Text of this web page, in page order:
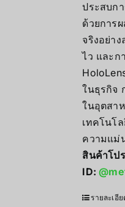
ประสบก
ด้วยการ
จริงอย่า
ไว และก
ในธุรกิจ
ในอุตสา
เทคโนโ
ความแม่
สินค้าโป
ID:
รายละเอีย